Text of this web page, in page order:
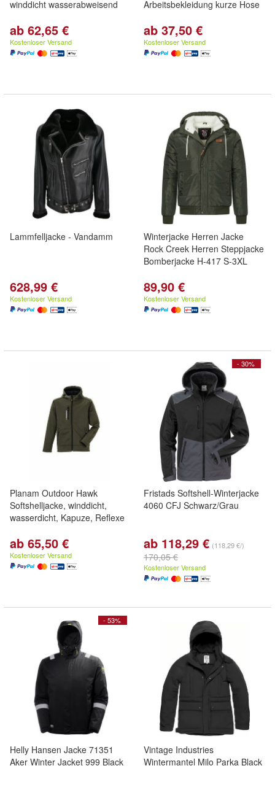
winddicht wasserabweisend
ab 62,65 €
Kostenloser Versand
Arbeitsbekleidung kurze Hose
ab 37,50 €
Kostenloser Versand
Lammfelljacke - Vandamm
628,99 €
Kostenloser Versand
Winterjacke Herren Jacke
Rock Creek Herren Steppjacke
Bomberjacke H-417 S-3XL
89,90 €
Kostenloser Versand
Planam Outdoor Hawk
Softshelljacke, winddicht,
wasserdicht, Kapuze, Reflexe
ab 65,50 €
Kostenloser Versand
- 30%
Fristads Softshell-Winterjacke
4060 CFJ Schwarz/Grau
ab 118,29 € (118,29 €/)
170,05 €
Kostenloser Versand
- 53%
Helly Hansen Jacke 71351
Aker Winter Jacket 999 Black
Vintage Industries
Wintermantel Milo Parka Black